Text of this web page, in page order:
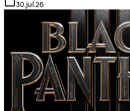
30.jul.26